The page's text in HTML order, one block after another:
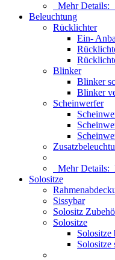
Mehr Details:
Beleuchtung
Rücklichter
Ein-
Blinker
Blinker
Blinker
Scheinwerfer
Mehr Details:
Solositze
Sissybar
Solositz
Solositze
Solositze
Solositze